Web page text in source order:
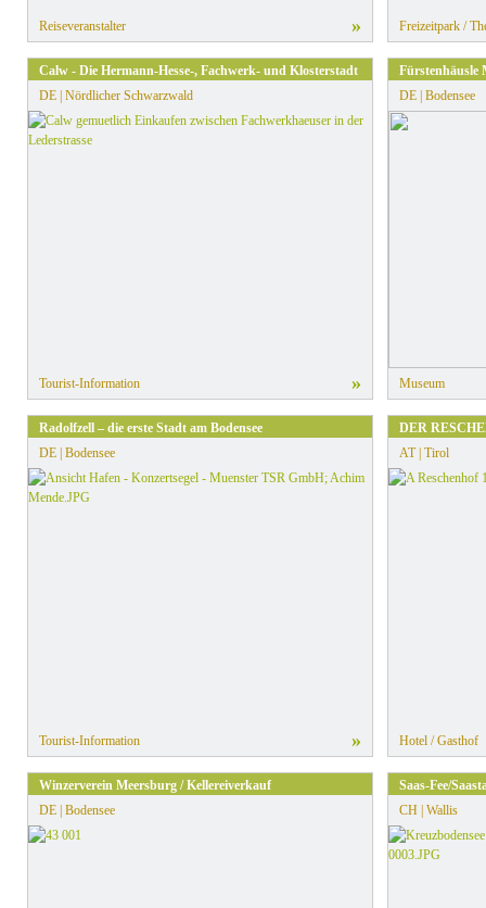
Reiseveranstalter » Freizeitpark /
Calw - Die Hermann-Hesse-, Fachwerk- und Klosterstadt
DE | Nördlicher Schwarzwald
Tourist-Information »
Fürstenhäusle
DE | Bodensee
Museum
Radolfzell – die erste Stadt am Bodensee
DE | Bodensee
Tourist-Information »
DER
AT | Tirol
Hotel / Gasthof
Winzerverein Meersburg / Kellereiverkauf
DE | Bodensee
Saas-Fee/
CH | Wallis